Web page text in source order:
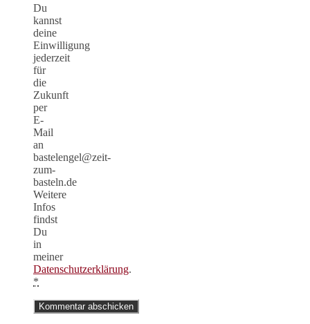
Du
kannst
deine
Einwilligung
jederzeit
für
die
Zukunft
per
E-
Mail
an
bastelengel@zeit-
zum-
basteln.de
Weitere
Infos
findst
Du
in
meiner
Datenschutzerklärung.
*